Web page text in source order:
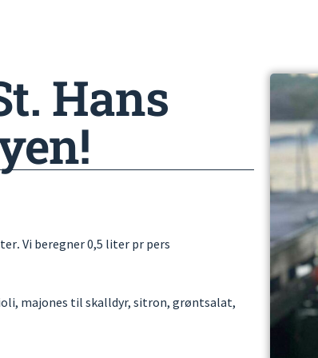
Hans
. Vi beregner 0,5 liter pr pers
majones til skalldyr, sitron, grøntsalat,